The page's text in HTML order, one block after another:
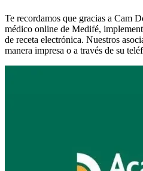
Te recordamos que gracias a Cam
médico online de Medifé,
de receta electrónica. Nuestros
manera impresa o a través de su